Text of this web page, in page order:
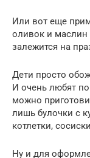
Или вот еще
оливок и маслин
залежится на
Дети просто
И очень любят
можно
лишь булочки с
котлетки,
Ну и для